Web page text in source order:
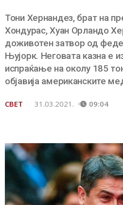
Тони Хернандез, брат на
Хондурас, Хуан Орландо
доживотен затвор од
Њујорк. Неговата казна е
испраќање на околу 185
објавија американските
СВЕТ 31.03.2021. 09:04